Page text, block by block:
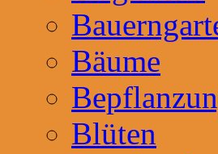
Bäume
Blüten